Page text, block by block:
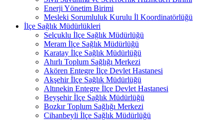
Enerji Yönetim Birimi
Mesleki Sorumluluk Kurulu İl Koordinatörlüğü
İlçe Sağlık Müdürlükleri
Selçuklu İlçe Sağlık Müdürlüğü
Meram İlçe Sağlık Müdürlüğü
Karatay İlçe Sağlık Müdürlüğü
Ahırlı Toplum Sağlığı Merkezi
Akören Entegre İlçe Devlet Hastanesi
Akşehir İlçe Sağlık Müdürlüğü
Altınekin Entegre İlçe Devlet Hastanesi
Beyşehir İlçe Sağlık Müdürlüğü
Bozkır Toplum Sağlığı Merkezi
Cihanbeyli İlçe Sağlık Müdürlüğü